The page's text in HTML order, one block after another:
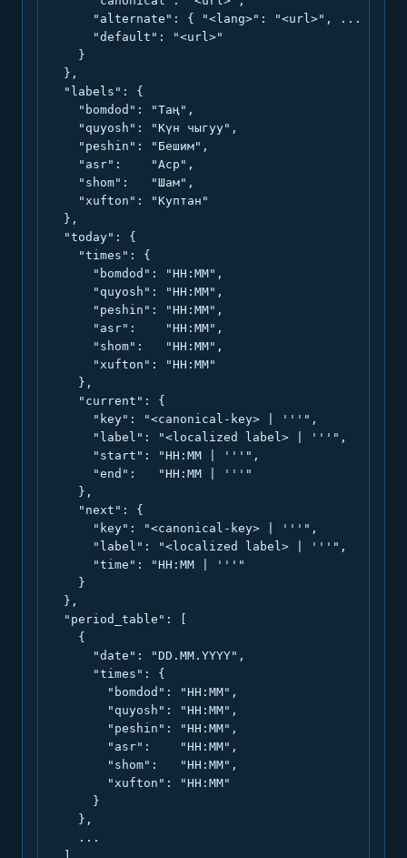
      "alternate": { "<lang>": "<url>", ... },
      "default": "<url>"
    }
  },
  "labels": {
    "bomdod": "Таң",
    "quyosh": "Күн чыгуу",
    "peshin": "Бешим",
    "asr":    "Аср",
    "shom":   "Шам",
    "xufton": "Куптан"
  },
  "today": {
    "times": {
      "bomdod": "HH:MM",
      "quyosh": "HH:MM",
      "peshin": "HH:MM",
      "asr":    "HH:MM",
      "shom":   "HH:MM",
      "xufton": "HH:MM"
    },
    "current": {
      "key": "<canonical-key> | '''",
      "label": "<localized label> | '''",
      "start": "HH:MM | '''",
      "end":   "HH:MM | '''"
    },
    "next": {
      "key": "<canonical-key> | '''",
      "label": "<localized label> | '''",
      "time": "HH:MM | '''"
    }
  },
  "period_table": [
    {
      "date": "DD.MM.YYYY",
      "times": {
        "bomdod": "HH:MM",
        "quyosh": "HH:MM",
        "peshin": "HH:MM",
        "asr":    "HH:MM",
        "shom":   "HH:MM",
        "xufton": "HH:MM"
      }
    },
    ...